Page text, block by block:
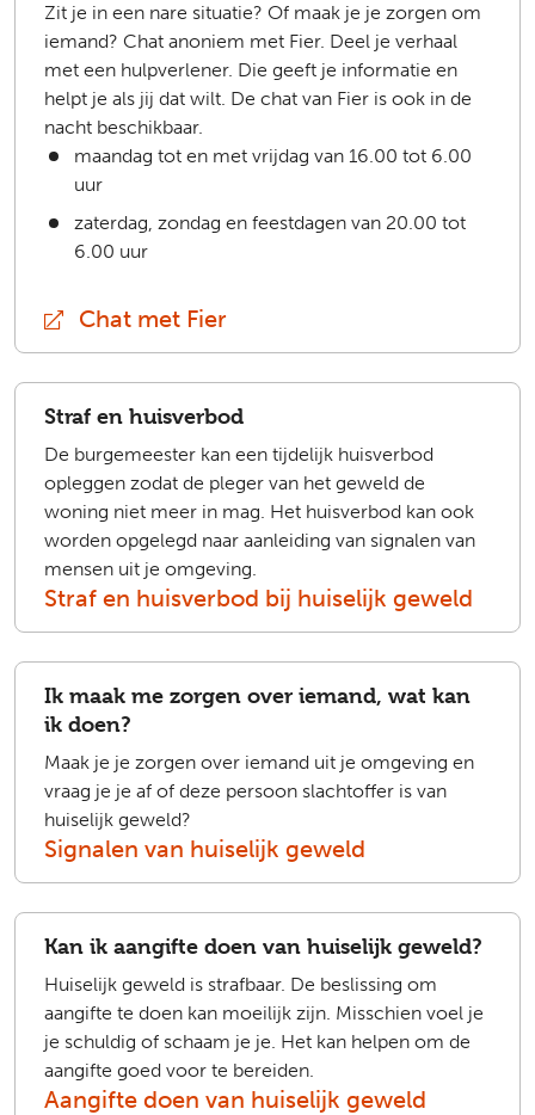
Zit je in een nare situatie? Of maak je je zorgen om
iemand? Chat anoniem met Fier. Deel je verhaal
met een hulpverlener. Die geeft je informatie en
helpt je als jij dat wilt. De chat van Fier is ook in de
nacht beschikbaar.
maandag tot en met vrijdag van 16.00 tot 6.00
uur
zaterdag, zondag en feestdagen van 20.00 tot
6.00 uur
Chat met Fier
Straf en huisverbod
De burgemeester kan een tijdelijk huisverbod
opleggen zodat de pleger van het geweld de
woning niet meer in mag. Het huisverbod kan ook
worden opgelegd naar aanleiding van signalen van
mensen uit je omgeving.
Straf en huisverbod bij huiselijk geweld
Ik maak me zorgen over iemand, wat kan
ik doen?
Maak je je zorgen over iemand uit je omgeving en
vraag je je af of deze persoon slachtoffer is van
huiselijk geweld?
Signalen van huiselijk geweld
Kan ik aangifte doen van huiselijk geweld?
Huiselijk geweld is strafbaar. De beslissing om
aangifte te doen kan moeilijk zijn. Misschien voel je
je schuldig of schaam je je. Het kan helpen om de
aangifte goed voor te bereiden.
Aangifte doen van huiselijk geweld